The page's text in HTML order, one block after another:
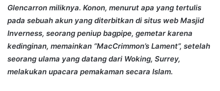
Glencarron miliknya. Konon, menurut apa yang tertulis
pada sebuah akun yang diterbitkan di situs web Masjid
Inverness, seorang peniup bagpipe, gemetar karena
kedinginan, memainkan “MacCrimmon’s Lament”, setelah
seorang ulama yang datang dari Woking, Surrey,
melakukan upacara pemakaman secara Islam.